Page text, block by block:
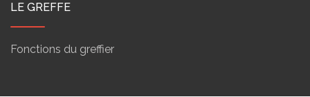
LE GREFFE
Fonctions du greffier